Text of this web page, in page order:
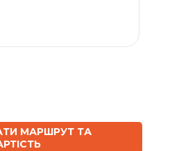
МАРШРУТ ТА